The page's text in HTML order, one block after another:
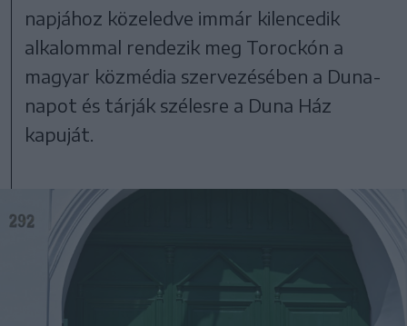
napjához közeledve immár kilencedik
alkalommal rendezik meg Torockón a
magyar közmédia szervezésében a Duna-
napot és tárják szélesre a Duna Ház
kapuját.